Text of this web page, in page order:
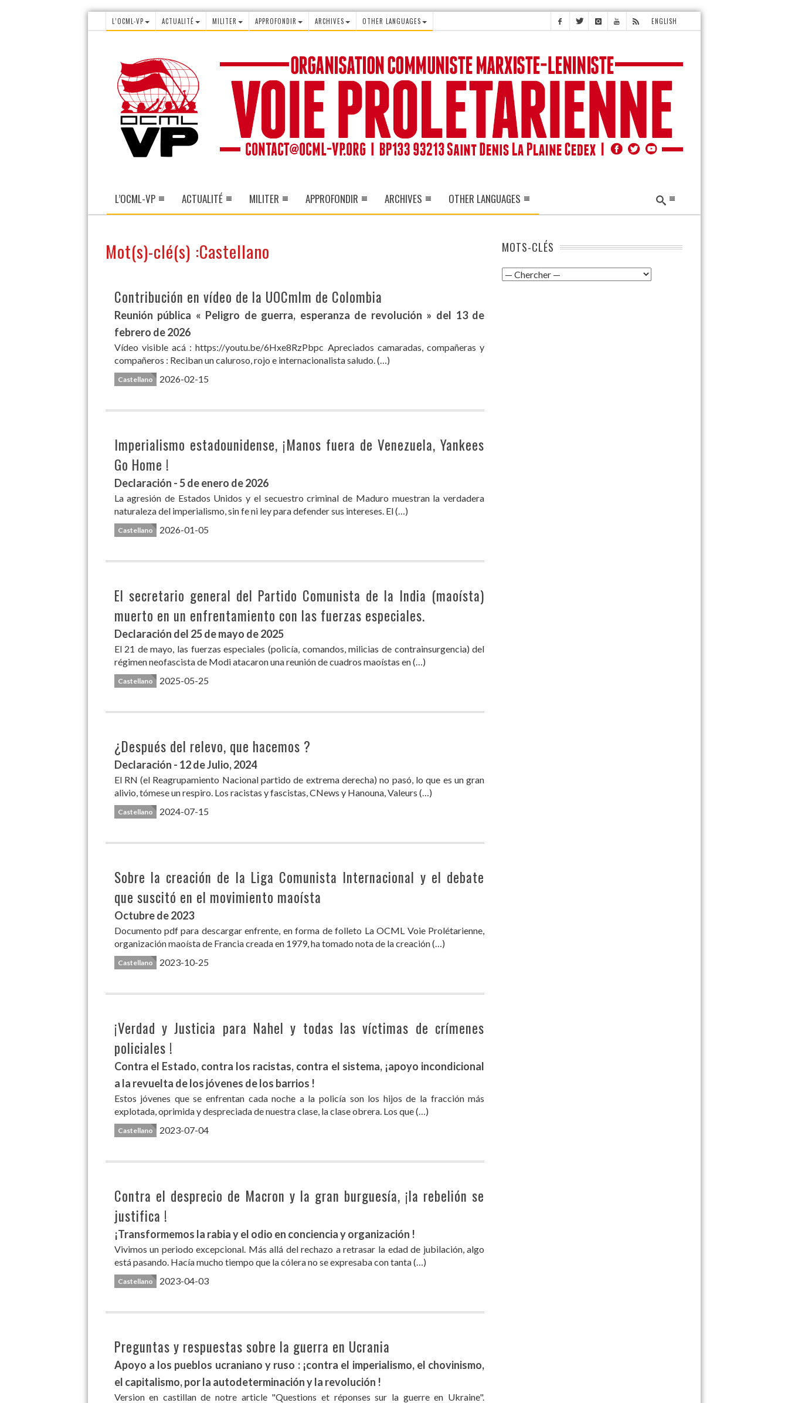
L’OCML-VP ACTUALITÉ MILITER APPROFONDIR ARCHIVES OTHER LANGUAGES ENGLISH
L’OCML-VP ACTUALITÉ MILITER APPROFONDIR ARCHIVES OTHER LANGUAGES
Mot(s)-clé(s) :Castellano
Contribución en vídeo de la UOCmlm de Colombia
Reunión pública « Peligro de guerra, esperanza de revolución » del 13 de
febrero de 2026
Vídeo visible acá : https://youtu.be/6Hxe8RzPbpc Apreciados camaradas, compañeras y
compañeros : Reciban un caluroso, rojo e internacionalista saludo. (…)
Castellano 2026-02-15
Imperialismo estadounidense, ¡Manos fuera de Venezuela, Yankees
Go Home !
Declaración - 5 de enero de 2026
La agresión de Estados Unidos y el secuestro criminal de Maduro muestran la verdadera
naturaleza del imperialismo, sin fe ni ley para defender sus intereses. El (…)
Castellano 2026-01-05
El secretario general del Partido Comunista de la India (maoísta)
muerto en un enfrentamiento con las fuerzas especiales.
Declaración del 25 de mayo de 2025
El 21 de mayo, las fuerzas especiales (policía, comandos, milicias de contrainsurgencia) del
régimen neofascista de Modi atacaron una reunión de cuadros maoístas en (…)
Castellano 2025-05-25
¿Después del relevo, que hacemos ?
Declaración - 12 de Julio, 2024
El RN (el Reagrupamiento Nacional partido de extrema derecha) no pasó, lo que es un gran
alivio, tómese un respiro. Los racistas y fascistas, CNews y Hanouna, Valeurs (…)
Castellano 2024-07-15
Sobre la creación de la Liga Comunista Internacional y el debate
que suscitó en el movimiento maoísta
Octubre de 2023
Documento pdf para descargar enfrente, en forma de folleto La OCML Voie Prolétarienne,
organización maoísta de Francia creada en 1979, ha tomado nota de la creación (…)
Castellano 2023-10-25
¡Verdad y Justicia para Nahel y todas las víctimas de crímenes
policiales !
Contra el Estado, contra los racistas, contra el sistema, ¡apoyo incondicional
a la revuelta de los jóvenes de los barrios !
Estos jóvenes que se enfrentan cada noche a la policía son los hijos de la fracción más
explotada, oprimida y despreciada de nuestra clase, la clase obrera. Los que (…)
Castellano 2023-07-04
Contra el desprecio de Macron y la gran burguesía, ¡la rebelión se
justifica !
¡Transformemos la rabia y el odio en conciencia y organización !
Vivimos un periodo excepcional. Más allá del rechazo a retrasar la edad de jubilación, algo
está pasando. Hacía mucho tiempo que la cólera no se expresaba con tanta (…)
Castellano 2023-04-03
Preguntas y respuestas sobre la guerra en Ucrania
Apoyo a los pueblos ucraniano y ruso : ¡contra el imperialismo, el chovinismo,
el capitalismo, por la autodeterminación y la revolución !
Version en castillan de notre article "Questions et réponses sur la guerre en Ukraine".
MOTS-CLÉS